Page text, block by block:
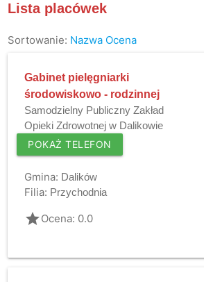
Lista placówek
Sortowanie: Nazwa Ocena
Gabinet pielęgniarki
środowiskowo - rodzinnej
Samodzielny Publiczny Zakład
Opieki Zdrowotnej w Dalikowie
POKAŻ TELEFON
Gmina: Dalików
Filia: Przychodnia
gradeOcena: 0.0